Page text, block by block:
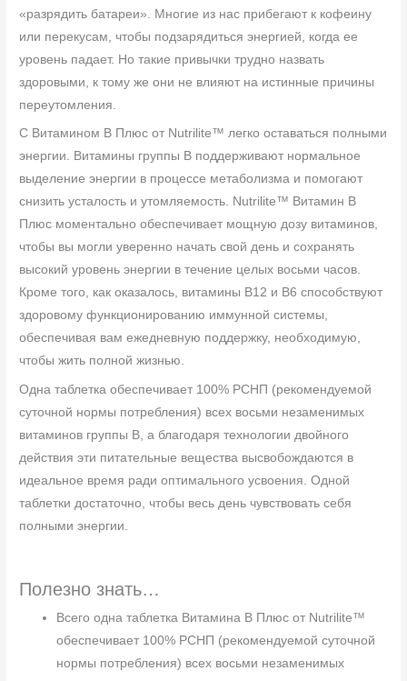
«разрядить батареи». Многие из нас прибегают к кофеину
или перекусам, чтобы подзарядиться энергией, когда ее
уровень падает. Но такие привычки трудно назвать
здоровыми, к тому же они не влияют на истинные причины
переутомления.
С Витамином B Плюс от Nutrilite™ легко оставаться полными
энергии. Витамины группы B поддерживают нормальное
выделение энергии в процессе метаболизма и помогают
снизить усталость и утомляемость. Nutrilite™ Витамин B
Плюс моментально обеспечивает мощную дозу витаминов,
чтобы вы могли уверенно начать свой день и сохранять
высокий уровень энергии в течение целых восьми часов.
Кроме того, как оказалось, витамины B12 и B6 способствуют
здоровому функционированию иммунной системы,
обеспечивая вам ежедневную поддержку, необходимую,
чтобы жить полной жизнью.
Одна таблетка обеспечивает 100% РСНП (рекомендуемой
суточной нормы потребления) всех восьми незаменимых
витаминов группы B, а благодаря технологии двойного
действия эти питательные вещества высвобождаются в
идеальное время ради оптимального усвоения. Одной
таблетки достаточно, чтобы весь день чувствовать себя
полными энергии.
Полезно знать…
Всего одна таблетка Витамина B Плюс от Nutrilite™
обеспечивает 100% РСНП (рекомендуемой суточной
нормы потребления) всех восьми незаменимых